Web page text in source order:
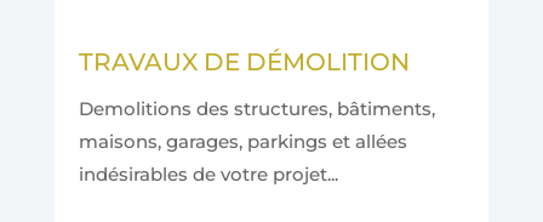
TRAVAUX DE DÉMOLITION
Demolitions des structures, bâtiments,
maisons, garages, parkings et allées
indésirables de votre projet...